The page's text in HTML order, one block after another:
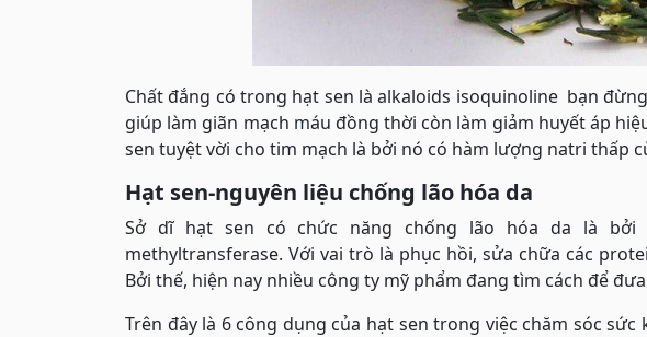
Chất đắng có trong hạt sen là alkaloids isoquinoline bạn
giúp làm giãn mạch máu đồng thời còn làm giảm huyết áp
sen tuyệt vời cho tim mạch là bởi nó có hàm lượng natri thấp
Hạt sen-nguyên liệu chống lão hóa da
Sở dĩ hạt sen có chức năng chống lão hóa da là bởi
methyltransferase. Với vai trò là phục hồi, sửa chữa các
Bởi thế, hiện nay nhiều công ty mỹ phẩm đang tìm cách để
Trên đây là 6 công dụng của hạt sen trong việc chăm sóc